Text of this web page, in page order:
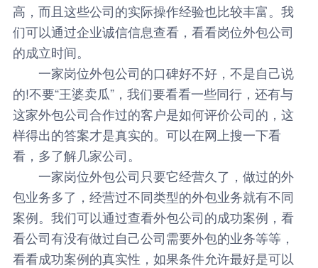
高，而且这些公司的实际操作经验也比较丰富。我
们可以通过企业诚信信息查看，看看岗位外包公司
的成立时间。
一家岗位外包公司的口碑好不好，不是自己说
的!不要“王婆卖瓜”，我们要看看一些同行，还有与
这家外包公司合作过的客户是如何评价公司的，这
样得出的答案才是真实的。可以在网上搜一下看
看，多了解几家公司。
一家岗位外包公司只要它经营久了，做过的外
包业务多了，经营过不同类型的外包业务就有不同
案例。我们可以通过查看外包公司的成功案例，看
看公司有没有做过自己公司需要外包的业务等等，
看看成功案例的真实性，如果条件允许最好是可以